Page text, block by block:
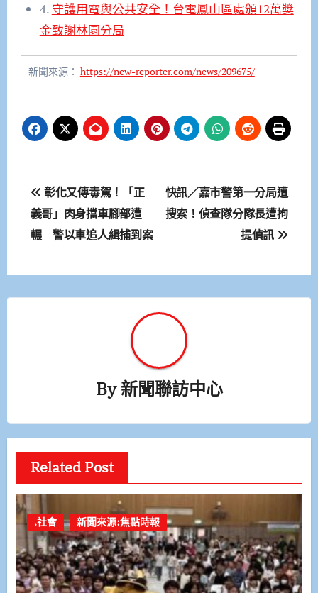
4. 守護用電與公共安全！台電鳳山區處頒12萬獎
金致謝林園分局
新聞來源： https://new-reporter.com/news/209675/
文
章
導
覽
彰化又傳毒駕！「正
義哥」肉身擋車腳部遭
輾 警以車追人緝捕到案
快訊／嘉市警第一分局遭
搜索！偵查隊分隊長遭拘
提偵訊
By新聞聯訪中心
Related Post
.社會 新聞來源:焦點時報